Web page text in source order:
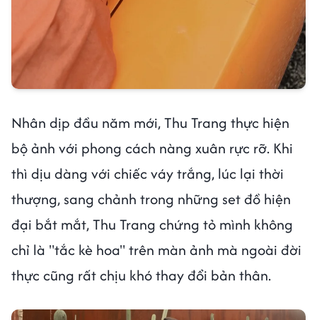
Nhân dịp đầu năm mới, Thu Trang thực hiện
bộ ảnh với phong cách nàng xuân rực rỡ. Khi
thì dịu dàng với chiếc váy trắng, lúc lại thời
thượng, sang chảnh trong những set đồ hiện
đại bắt mắt, Thu Trang chứng tỏ mình không
chỉ là "tắc kè hoa" trên màn ảnh mà ngoài đời
thực cũng rất chịu khó thay đổi bản thân.